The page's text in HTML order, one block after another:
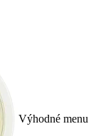
Výhodné menu